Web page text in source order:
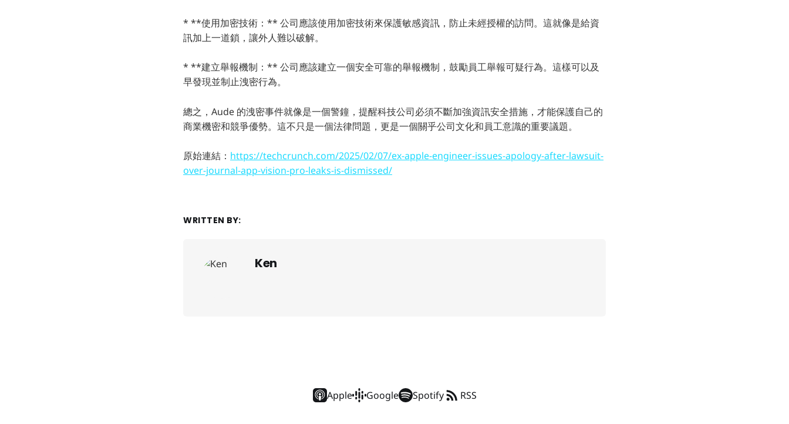
* **使用加密技術：** 公司應該使用加密技術來保護敏感資訊，防止未經授權的訪問。這就像是給資
訊加上一道鎖，讓外人難以破解。
* **建立舉報機制：** 公司應該建立一個安全可靠的舉報機制，鼓勵員工舉報可疑行為。這樣可以及
早發現並制止洩密行為。
總之，Aude 的洩密事件就像是一個警鐘，提醒科技公司必須不斷加強資訊安全措施，才能保護自己的
商業機密和競爭優勢。這不只是一個法律問題，更是一個關乎公司文化和員工意識的重要議題。
原始連結： https://techcrunch.com/2025/02/07/ex-apple-engineer-issues-apology-after-lawsuit-
over-journal-app-vision-pro-leaks-is-dismissed/
WRITTEN BY:
Ken
Apple Google Spotify RSS